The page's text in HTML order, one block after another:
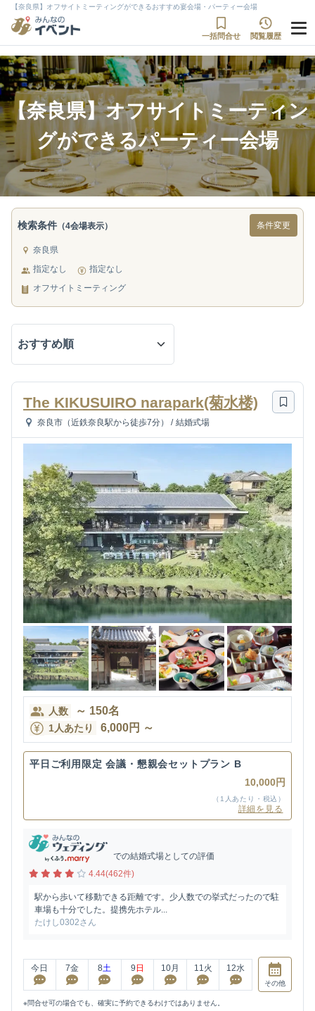
【奈良県】オフサイトミーティングができるおすすめ宴会場・パーティー会場
一括問合せ 閲覧履歴
【奈良県】オフサイトミーティン
グができるパーティー会場
検索条件 （4会場表示） 条件変更
奈良県
指定なし
指定なし
オフサイトミーティング
The KIKUSUIRO narapark(菊水楼)
奈良市（近鉄奈良駅から徒歩7分） / 結婚式場
人数 ～ 150名
1人あたり 6,000円 ～
平日ご利用限定 会議・懇親会セットプラン B
10,000円
（1人あたり・税込）
詳細を見る
での結婚式場としての評価
4.44(462件)
駅から歩いて移動できる距離です。少人数での挙式だったので駐
車場も十分でした。提携先ホテル...
たけし0302さん
今日 7金 8土 9 日 10月 11 火 12水
その他
※問合せ可の場合でも、確実に予約できるわけではありません。